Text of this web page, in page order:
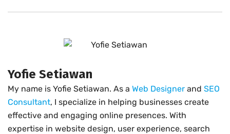
Yofie Setiawan
My name is Yofie Setiawan. As a Web Designer and SEO
Consultant, I specialize in helping businesses create
effective and engaging online presences. With
expertise in website design, user experience, search